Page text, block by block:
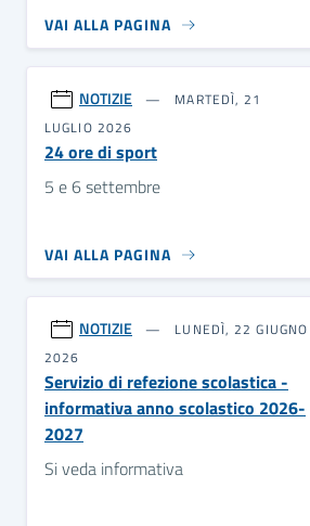
VAI ALLA PAGINA
NOTIZIE
MARTEDÌ, 21
LUGLIO 2026
24 ore di sport
5 e 6 settembre
VAI ALLA PAGINA
NOTIZIE
LUNEDÌ, 22 GIUGNO
2026
Servizio di refezione scolastica -
informativa anno scolastico 2026-
2027
Si veda informativa